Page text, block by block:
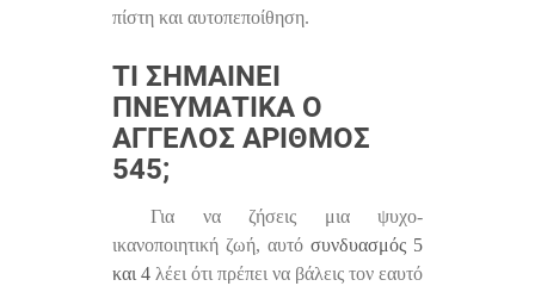
πίστη και αυτοπεποίθηση.
ΤΙ ΣΗΜΑΊΝΕΙ
ΠΝΕΥΜΑΤΙΚΆ Ο
ΆΓΓΕΛΟΣ ΑΡΙΘΜΌΣ
545;
Για να ζήσεις μια ψυχο-
ικανοποιητική ζωή, αυτό συνδυασμός 5
και 4 λέει ότι πρέπει να βάλεις τον εαυτό